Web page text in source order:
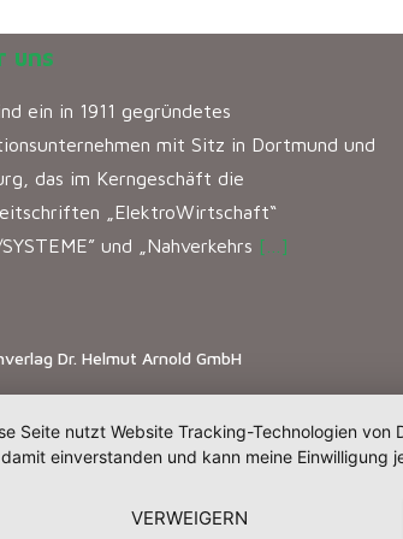
uns
ein in 1911 gegründetes
mit Sitz in Dortmund und
das im Kerngeschäft die
„ElektroWirtschaft“
und „Nahverkehrs […]
Dr. Helmut Arnold GmbH
Seite nutzt Website Tracking-Technologien
einverstanden und kann meine
VERWEIGERN